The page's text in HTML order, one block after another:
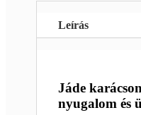
Leírás
Jáde
nyugalom és